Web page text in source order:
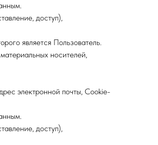
доступ),
является Пользователь.
носителей,
электронной почты, Cookie-
доступ),